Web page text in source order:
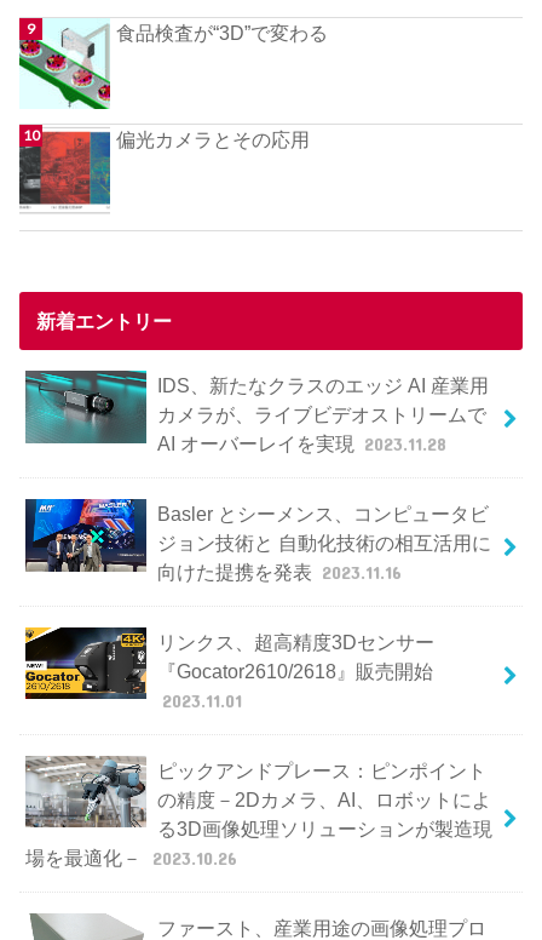
食品検査が“3D”で変わる
偏光カメラとその応用
新着エントリー
IDS、新たなクラスのエッジ AI 産業用
カメラが、ライブビデオストリームで
AI オーバーレイを実現
2023.11.28
Basler とシーメンス、コンピュータビ
ジョン技術と 自動化技術の相互活用に
向けた提携を発表 2023.11.16
リンクス、超高精度3Dセンサー
『Gocator2610/2618』販売開始
2023.11.01
ピックアンドプレース：ピンポイント
の精度－2Dカメラ、AI、ロボットによ
る3D画像処理ソリューションが製造現
場を最適化－
2023.10.26
ファースト、産業用途の画像処理プロ